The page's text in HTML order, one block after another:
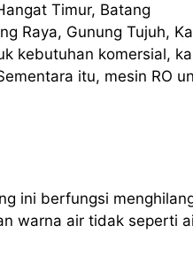
Timur, Batang
Raya, Gunung Tujuh,
kebutuhan komersial,
itu, mesin RO
ini berfungsi
warna air tidak seperti